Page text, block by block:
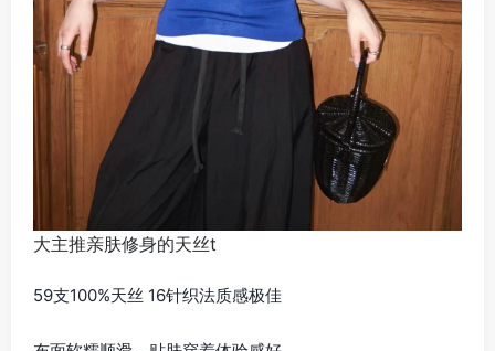
大主推亲肤修身的天丝t
59支100%天丝 16针织法质感极佳